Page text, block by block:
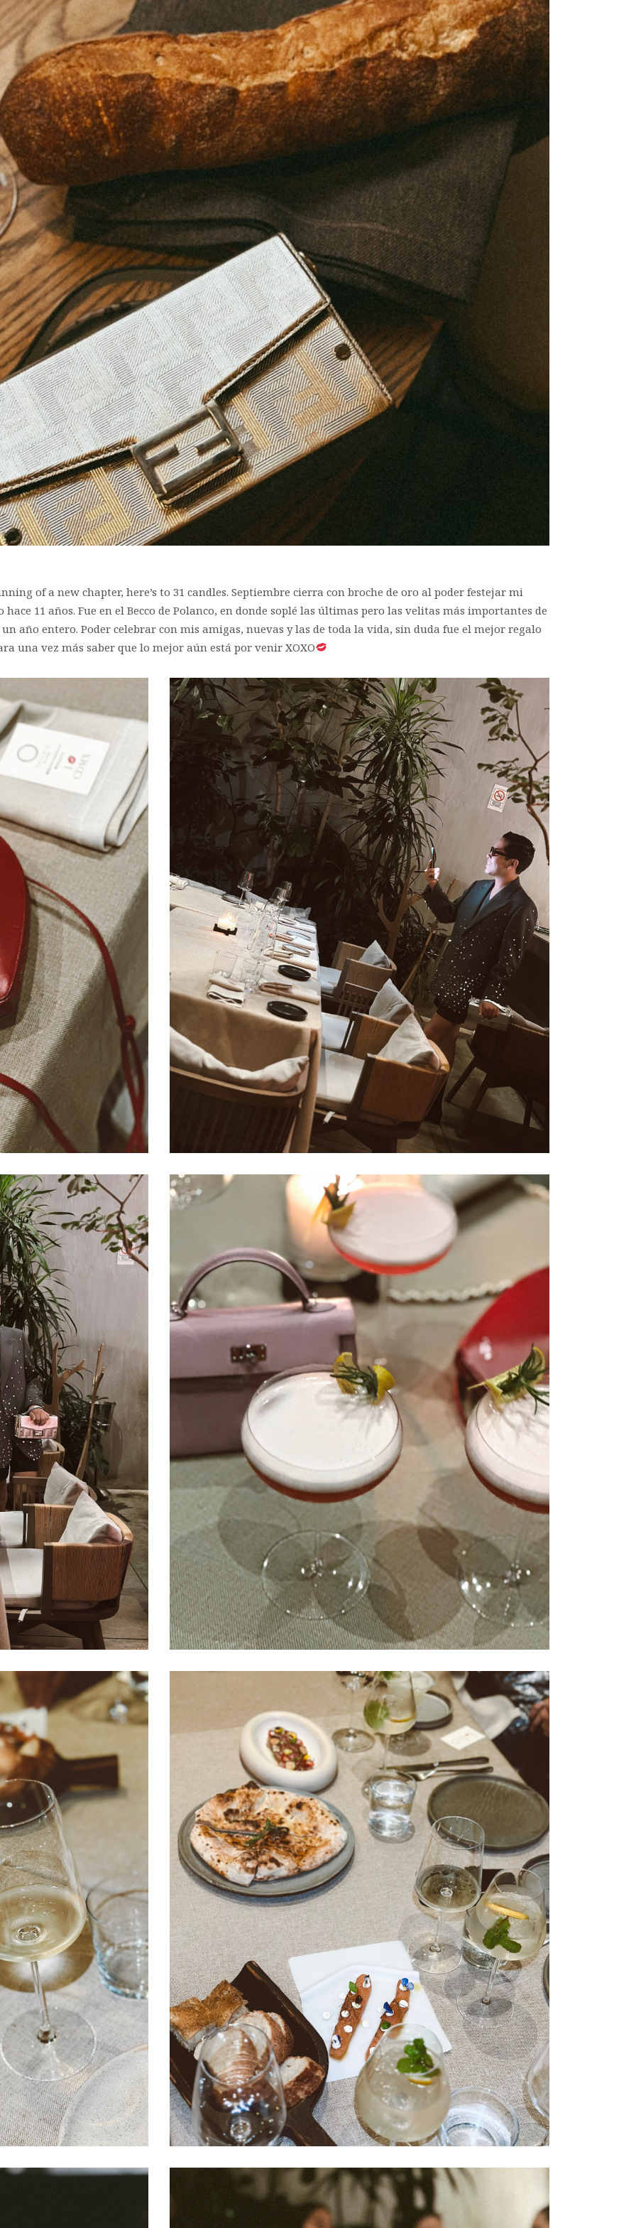
of a new chapter, here’s to 31 candles. Septiembre cierra con broche de oro al poder festejar mi
11 años. Fue en el Becco de Polanco, en donde soplé las últimas pero las velitas más importantes de
año entero. Poder celebrar con mis amigas, nuevas y las de toda la vida, sin duda fue el mejor regalo
una vez más saber que lo mejor aún está por venir XOXO